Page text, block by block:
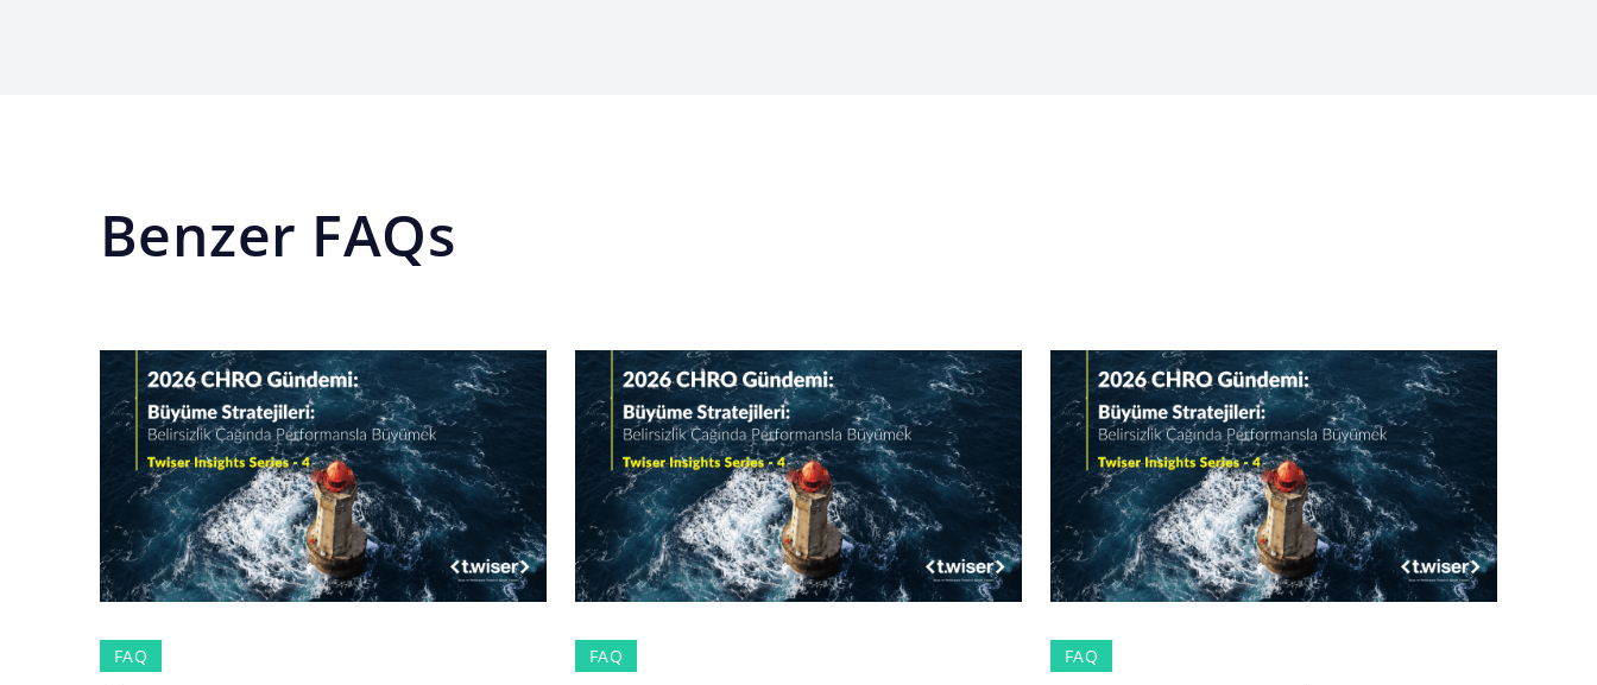
Benzer FAQs
FAQ FAQ FAQ